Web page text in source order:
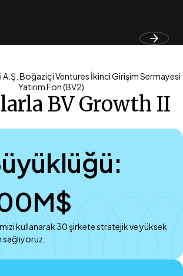
Boğaziçi Ventures İkinci Girişim Sermayesi
Yatırım Fon (BV2)
BV Growth II
kullanarak 30 şirkete stratejik ve yüksek